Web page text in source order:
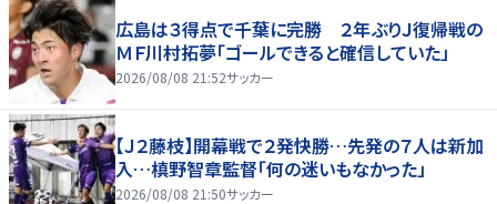
広島は３得点で千葉に完勝 ２年ぶりＪ復帰戦の
ＭＦ川村拓夢「ゴールできると確信していた」
2026/08/08 21:52サッカー
【Ｊ２藤枝】開幕戦で２発快勝…先発の７人は新加
入…槙野智章監督「何の迷いもなかった」
2026/08/08 21:50サッカー